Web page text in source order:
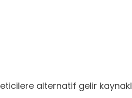
alternatif gelir